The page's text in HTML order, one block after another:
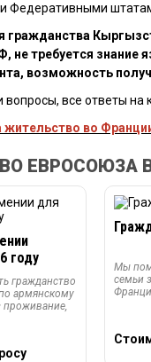
Федеративными
гражданства
не требуется знание
возможность
вопросы, все ответы
жительство во
ЕВРОСОЮЗА
году
гражданство
армянскому
проживание,
Мы
семьи